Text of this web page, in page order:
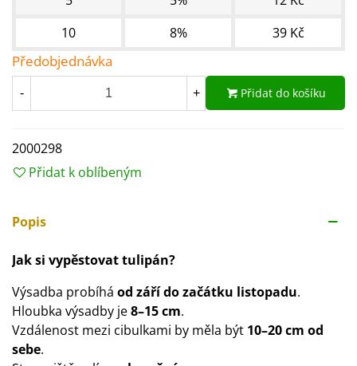
10
8% 39 Kč
Předobjednávka
- + Přidat do košíku
2000298
Přidat k oblíbeným
Popis
Jak si vypěstovat tulipán?
Výsadba probíhá od září dozačátku listopadu.
Hloubka výsadby je8–15 cm.
Vzdálenost mezi cibulkami by měla být 10–20 cm od
sebe.